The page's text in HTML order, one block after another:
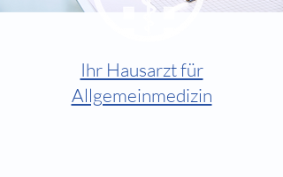
Ihr Hausarzt für
Allgemeinmedizin